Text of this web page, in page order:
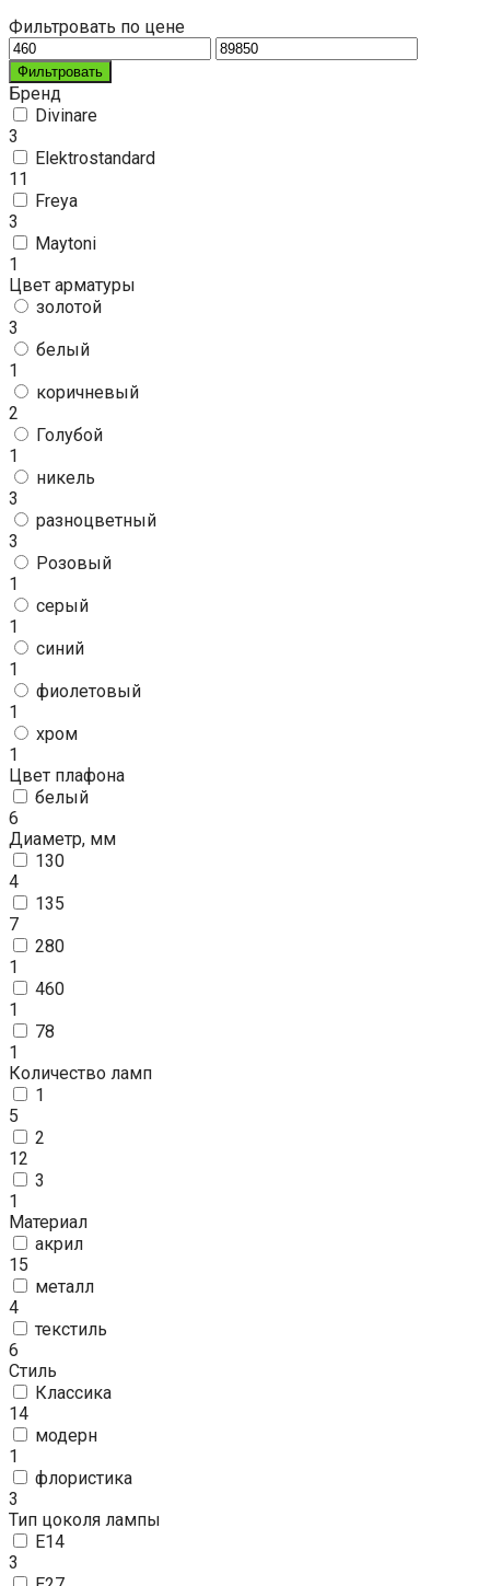
Фильтровать по цене
Фильтровать
Бренд
Divinare
3
Elektrostandard
11
Freya
3
Maytoni
1
Цвет арматуры
золотой
3
белый
1
коричневый
2
Голубой
1
никель
3
разноцветный
3
Розовый
1
серый
1
синий
1
фиолетовый
1
хром
1
Цвет плафона
белый
6
Диаметр, мм
130
4
135
7
280
1
460
1
78
1
Количество ламп
1
5
2
12
3
1
Материал
акрил
15
металл
4
текстиль
6
Стиль
Классика
14
модерн
1
флористика
3
Тип цоколя лампы
E14
3